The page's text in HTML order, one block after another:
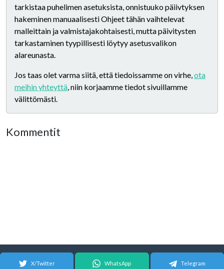
tarkistaa puhelimen asetuksista, onnistuuko päiivtyksen
hakeminen manuaalisesti Ohjeet tähän vaihtelevat
malleittain ja valmistajakohtaisesti, mutta päivitysten
tarkastaminen tyypillisesti löytyy asetusvalikon
alareunasta.
Jos taas olet varma siitä, että tiedoissamme on virhe,ota
meihin yhteyttä, niin korjaamme tiedot sivuillamme
välittömästi.
Kommentit
X/Twitter WhatsApp Telegram